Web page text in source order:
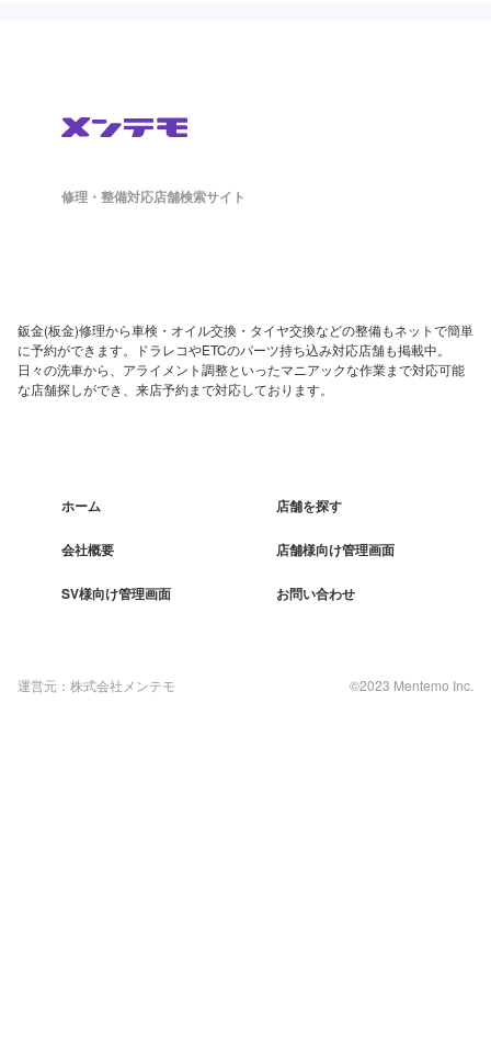
修理・整備対応店舗検索サイト
鈑金(板金)修理から車検・オイル交換・タイヤ交換などの整備もネットで簡単
に予約ができます。ドラレコやETCのパーツ持ち込み対応店舗も掲載中。
日々の洗車から、アライメント調整といったマニアックな作業まで対応可能
な店舗探しができ、来店予約まで対応しております。
ホーム 店舗を探す
会社概要 店舗様向け管理画面
SV様向け管理画面 お問い合わせ
運営元：株式会社メンテモ ©2023 Mentemo Inc.